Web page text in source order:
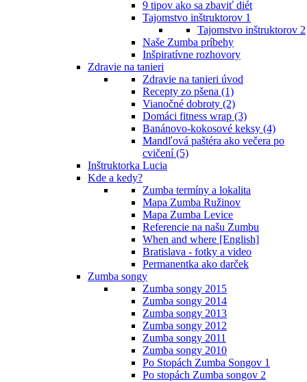
9 tipov ako sa zbaviť diét
Tajomstvo inštruktorov 1
Tajomstvo inštruktorov 2
Naše Zumba príbehy
Inšpiratívne rozhovory
Zdravie na tanieri
Zdravie na tanieri úvod
Recepty zo pšena (1)
Vianočné dobroty (2)
Domáci fitness wrap (3)
Banánovo-kokosové keksy (4)
Mandľová paštéra ako večera po
cvičení (5)
Inštruktorka Lucia
Kde a kedy?
Zumba termíny a lokalita
Mapa Zumba Ružinov
Mapa Zumba Levice
Referencie na našu Zumbu
When and where [English]
Bratislava - fotky a video
Permanentka ako darček
Zumba songy
Zumba songy 2015
Zumba songy 2014
Zumba songy 2013
Zumba songy 2012
Zumba songy 2011
Zumba songy 2010
Po Stopách Zumba Songov 1
Po stopách Zumba songov 2